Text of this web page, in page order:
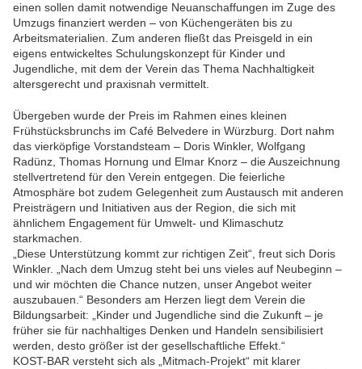
einen sollen damit notwendige Neuanschaffungen im Zuge des
Umzugs finanziert werden – von Küchengeräten bis zu
Arbeitsmaterialien. Zum anderen fließt das Preisgeld in ein
eigens entwickeltes Schulungskonzept für Kinder und
Jugendliche, mit dem der Verein das Thema Nachhaltigkeit
altersgerecht und praxisnah vermittelt.
Übergeben wurde der Preis im Rahmen eines kleinen
Frühstücksbrunchs im Café Belvedere in Würzburg. Dort nahm
das vierköpfige Vorstandsteam – Doris Winkler, Wolfgang
Radünz, Thomas Hornung und Elmar Knorz – die Auszeichnung
stellvertretend für den Verein entgegen. Die feierliche
Atmosphäre bot zudem Gelegenheit zum Austausch mit anderen
Preisträgern und Initiativen aus der Region, die sich mit
ähnlichem Engagement für Umwelt- und Klimaschutz
starkmachen.
„Diese Unterstützung kommt zur richtigen Zeit“, freut sich Doris
Winkler. „Nach dem Umzug steht bei uns vieles auf Neubeginn –
und wir möchten die Chance nutzen, unser Angebot weiter
auszubauen.“ Besonders am Herzen liegt dem Verein die
Bildungsarbeit: „Kinder und Jugendliche sind die Zukunft – je
früher sie für nachhaltiges Denken und Handeln sensibilisiert
werden, desto größer ist der gesellschaftliche Effekt.“
KOST-BAR versteht sich als „Mitmach-Projekt“ mit klarer